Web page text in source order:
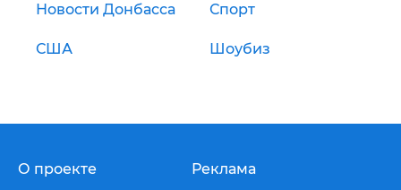
Новости Донбасса Спорт
США Шоубиз
О проекте Реклама